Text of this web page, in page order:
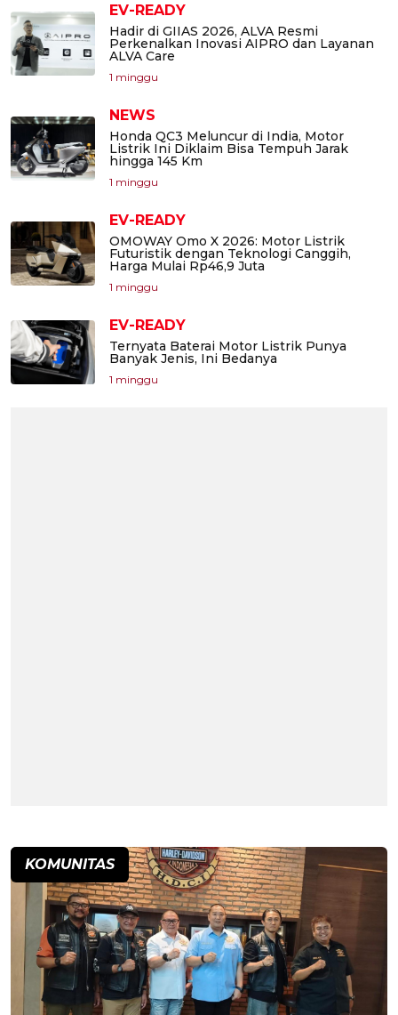
EV-READY
Hadir di GIIAS 2026, ALVA Resmi
Perkenalkan Inovasi AIPRO dan Layanan
ALVA Care
1 minggu
NEWS
Honda QC3 Meluncur di India, Motor
Listrik Ini Diklaim Bisa Tempuh Jarak
hingga 145 Km
1 minggu
EV-READY
OMOWAY Omo X 2026: Motor Listrik
Futuristik dengan Teknologi Canggih,
Harga Mulai Rp46,9 Juta
1 minggu
EV-READY
Ternyata Baterai Motor Listrik Punya
Banyak Jenis, Ini Bedanya
1 minggu
KOMUNITAS